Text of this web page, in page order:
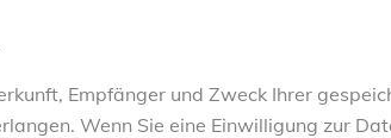
Empfänger und Zweck Ihrer
Wenn Sie eine Einwilligung zur